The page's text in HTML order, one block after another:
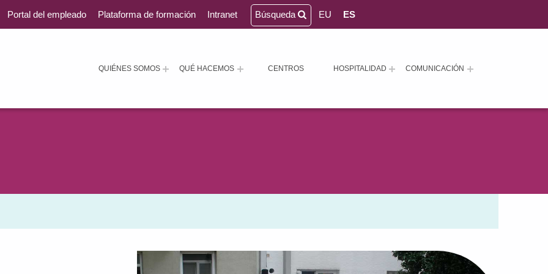
QUIÉNES SOMOS QUÉ HACEMOS CENTROS HOSPITALIDAD COMUNICACIÓN
Portal del empleado Plataforma de formación Intranet Búsqueda EU ES